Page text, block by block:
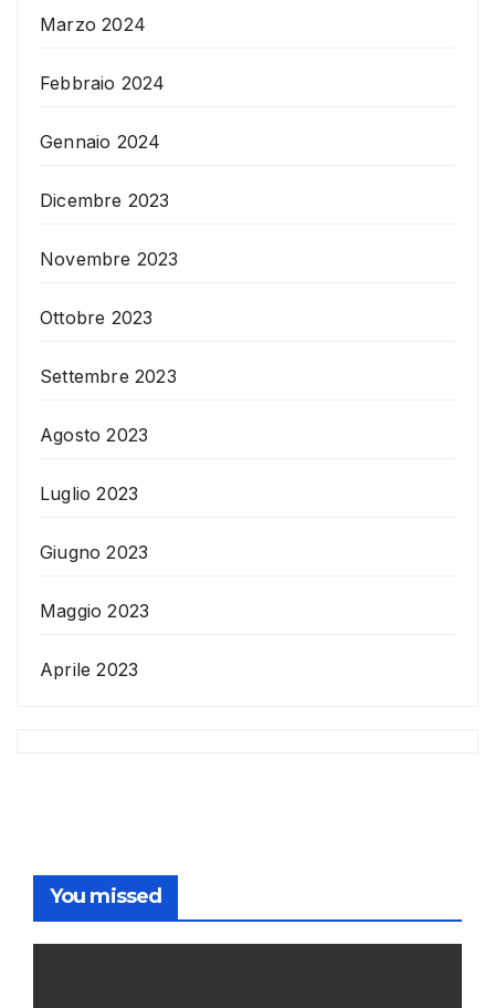
Marzo 2024
Febbraio 2024
Gennaio 2024
Dicembre 2023
Novembre 2023
Ottobre 2023
Settembre 2023
Agosto 2023
Luglio 2023
Giugno 2023
Maggio 2023
Aprile 2023
You missed